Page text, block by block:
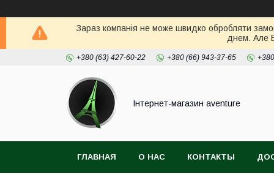
Зараз компанія не може швидко обробляти
днем. Але
+380 (63) 427-60-22 +380 (66) 943-37-65
Інтернет-магазин aventure
ГЛАВНАЯ О НАС КОНТАКТЫ